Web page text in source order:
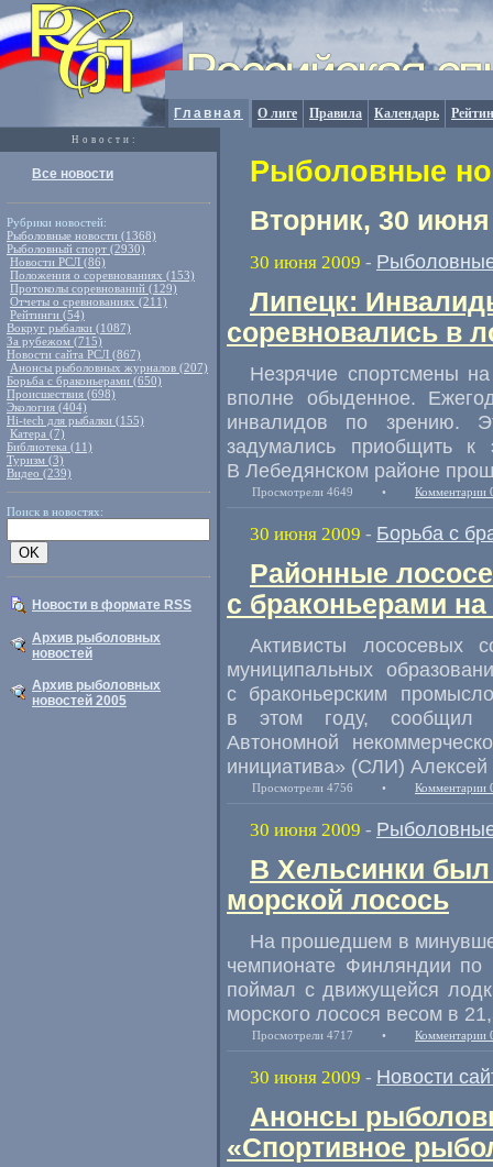
Главная О лиге Правила Календарь
Новости:
Все новости
Рубрики новостей:
Рыболовные новости (1368)
Рыболовный спорт (2930)
Новости РСЛ (86)
Положения о соревнованиях (153)
Протоколы соревнований (129)
Отчеты о сревнованиях (211)
Рейтинги (54)
Вокруг рыбалки (1087)
За рубежом (715)
Новости сайта РСЛ (867)
Анонсы рыболовных журналов (207)
Борьба с браконьерами (650)
Происшествия (698)
Экология (404)
Hi-tech для рыбалки (155)
Катера (7)
Библиотека (11)
Туризм (3)
Видео (239)
Поиск в новостях:
Новости в формате RSS
Архив рыболовных
новостей
Архив рыболовных
новостей 2005
Рыболовные
Вторник, 30 июня
30 июня 2009 -
Липецк:
соревновались в
Незрячие спортсмены
вполне обыденное.
инвалидов по зрению.
задумались приобщить к
В Лебедянском районе
Просмотрели 4649 • Комментарии
30 июня 2009 - Борьба с
Районные
с браконьерами
Активисты лососевых
муниципальных
с браконьерским
в этом году, сообщил в
Автономной
инициатива» (СЛИ)
Просмотрели 4756 • Комментарии
30 июня 2009 -
В Хельсинки
морской лосось
На прошедшем в
чемпионате Финляндии
поймал с движущейся
морского лосося весом в
Просмотрели 4717 • Комментарии
30 июня 2009 - Новости
Анонсы
«Спортивное